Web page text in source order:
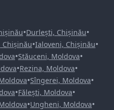
•Durlești, Chișinău•
Chișinău•Ialoveni, Chișinău•
•Stăuceni, Moldova•
•Rezina, Moldova•
•Sîngerei, Moldova•
•Fălești, Moldova•
•Ungheni, Moldova•